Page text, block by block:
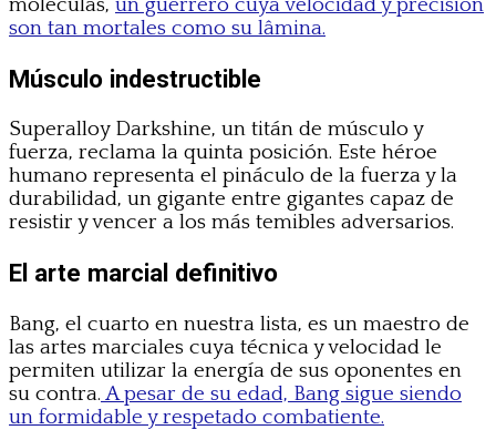
moléculas, un guerrero cuya velocidad y precisión
son tan mortales como su lâmina.
Músculo indestructible
Superalloy Darkshine, un titán de músculo y
fuerza, reclama la quinta posición. Este héroe
humano representa el pináculo de la fuerza y la
durabilidad, un gigante entre gigantes capaz de
resistir y vencer a los más temibles adversarios.
El arte marcial definitivo
Bang, el cuarto en nuestra lista, es un maestro de
las artes marciales cuya técnica y velocidad le
permiten utilizar la energía de sus oponentes en
su contra. A pesar de su edad, Bang sigue siendo
un formidable y respetado combatiente.